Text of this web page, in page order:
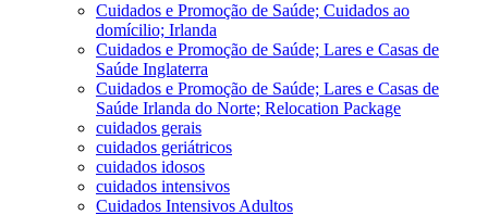
Cuidados e Promoção de Saúde; Cuidados ao
domícilio; Irlanda
Cuidados e Promoção de Saúde; Lares e Casas de
Saúde Inglaterra
Cuidados e Promoção de Saúde; Lares e Casas de
Saúde Irlanda do Norte; Relocation Package
cuidados gerais
cuidados geriátricos
cuidados idosos
cuidados intensivos
Cuidados Intensivos Adultos